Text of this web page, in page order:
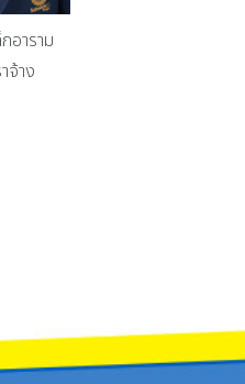
อาราม
จ้าง
ขศึกษาและพลศึกษา
ระการเรียนรู้วิทยาศาสตร์และเทคโนโลยี